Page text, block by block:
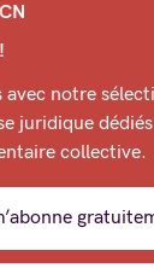
avec notre
juridique
collective.